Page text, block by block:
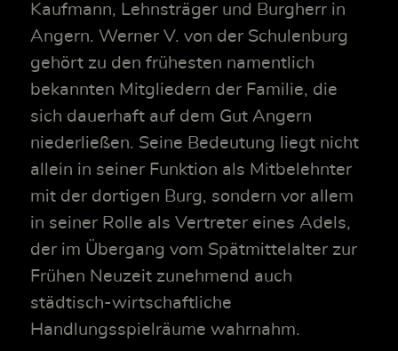
Kaufmann, Lehnsträger und Burgherr in
Angern. Werner V. von der Schulenburg
gehört zu den frühesten namentlich
bekannten Mitgliedern der Familie, die
sich dauerhaft auf dem Gut Angern
niederließen. Seine Bedeutung liegt nicht
allein in seiner Funktion als Mitbelehnter
mit der dortigen Burg, sondern vor allem
in seiner Rolle als Vertreter eines Adels,
der im Übergang vom Spätmittelalter zur
Frühen Neuzeit zunehmend auch
städtisch-wirtschaftliche
Handlungsspielräume wahrnahm.